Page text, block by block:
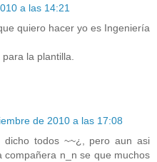
a las 14:21
quiero hacer yo es Ingeniería
la plantilla.
de 2010 a las 17:08
todos ~~¿, pero aun asi
compañera n_n se que muchos